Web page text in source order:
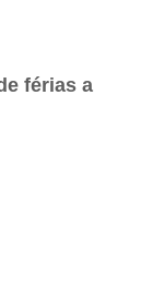
férias a